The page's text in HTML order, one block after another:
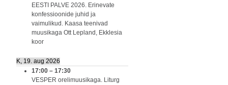
EESTI PALVE 2026. Erinevate
konfessioonide juhid ja
vaimulikud. Kaasa teenivad
muusikaga Ott Lepland, Ekklesia
koor
K, 19. aug 2026
17:00 – 17:30
VESPER orelimuusikaga. Liturg